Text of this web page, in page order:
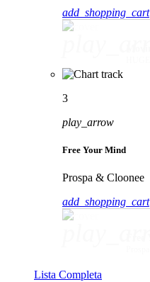
add_shopping_cart
3
play_arrow
Free Your Mind
Prospa & Cloonee
add_shopping_cart
Lista Completa